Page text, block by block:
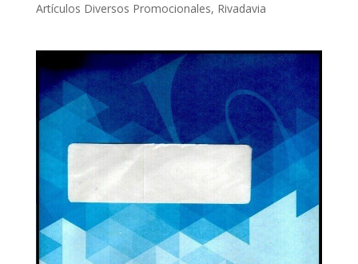
Artículos Diversos Promocionales, Rivadavia